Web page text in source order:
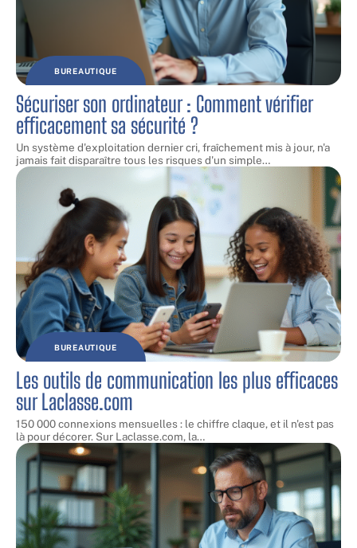
BUREAUTIQUE
Sécuriser son ordinateur : Comment vérifier
efficacement sa sécurité ?
Un système d'exploitation dernier cri, fraîchement mis à jour, n'a
jamais fait disparaître tous les risques d'un simple…
BUREAUTIQUE
Les outils de communication les plus efficaces
sur Laclasse.com
150 000 connexions mensuelles : le chiffre claque, et il n'est pas
là pour décorer. Sur Laclasse.com, la…